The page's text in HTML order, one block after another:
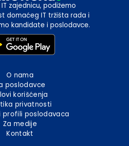
zajednicu, podižemo
domaćeg IT tržišta rada i
kandidate i poslodavce.
O nama
poslodavce
korišćenja
privatnosti
profili poslodavaca
Za medije
Kontakt